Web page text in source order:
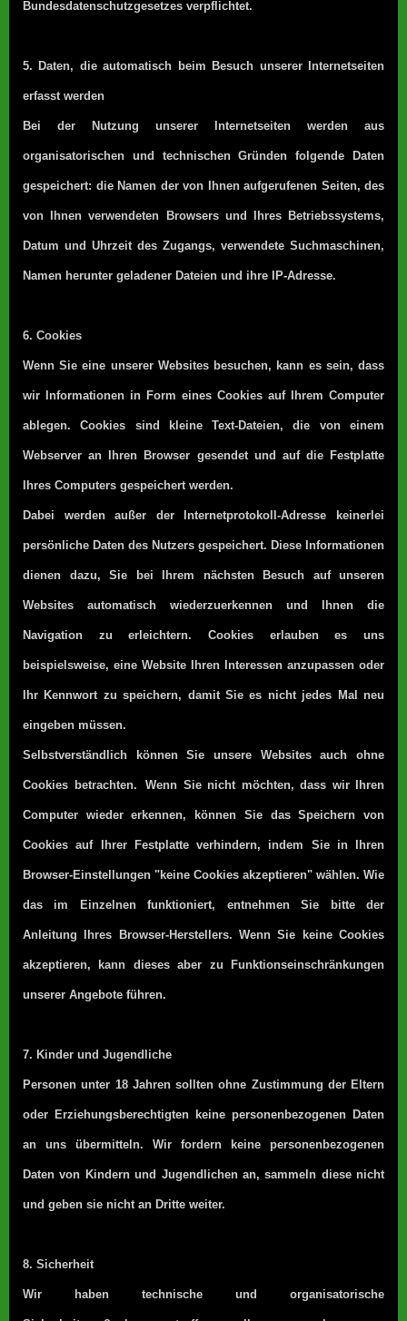
Bundesdatenschutzgesetzes verpflichtet.
5. Daten, die automatisch beim Besuch unserer Internetseiten
erfasst werden
Bei der Nutzung unserer Internetseiten werden aus
organisatorischen und technischen Gründen folgende Daten
gespeichert: die Namen der von Ihnen aufgerufenen Seiten, des
von Ihnen verwendeten Browsers und Ihres Betriebssystems,
Datum und Uhrzeit des Zugangs, verwendete Suchmaschinen,
Namen herunter geladener Dateien und ihre IP-Adresse.
6. Cookies
Wenn Sie eine unserer Websites besuchen, kann es sein, dass
wir Informationen in Form eines Cookies auf Ihrem Computer
ablegen. Cookies sind kleine Text-Dateien, die von einem
Webserver an Ihren Browser gesendet und auf die Festplatte
Ihres Computers gespeichert werden.
Dabei werden außer der Internetprotokoll-Adresse keinerlei
persönliche Daten des Nutzers gespeichert. Diese Informationen
dienen dazu, Sie bei Ihrem nächsten Besuch auf unseren
Websites automatisch wiederzuerkennen und Ihnen die
Navigation zu erleichtern. Cookies erlauben es uns
beispielsweise, eine Website Ihren Interessen anzupassen oder
Ihr Kennwort zu speichern, damit Sie es nicht jedes Mal neu
eingeben müssen.
Selbstverständlich können Sie unsere Websites auch ohne
Cookies betrachten. Wenn Sie nicht möchten, dass wir Ihren
Computer wieder erkennen, können Sie das Speichern von
Cookies auf Ihrer Festplatte verhindern, indem Sie in Ihren
Browser-Einstellungen "keine Cookies akzeptieren" wählen. Wie
das im Einzelnen funktioniert, entnehmen Sie bitte der
Anleitung Ihres Browser-Herstellers. Wenn Sie keine Cookies
akzeptieren, kann dieses aber zu Funktionseinschränkungen
unserer Angebote führen.
7. Kinder und Jugendliche
Personen unter 18 Jahren sollten ohne Zustimmung der Eltern
oder Erziehungsberechtigten keine personenbezogenen Daten
an uns übermitteln. Wir fordern keine personenbezogenen
Daten von Kindern und Jugendlichen an, sammeln diese nicht
und geben sie nicht an Dritte weiter.
8. Sicherheit
Wir haben technische und organisatorische